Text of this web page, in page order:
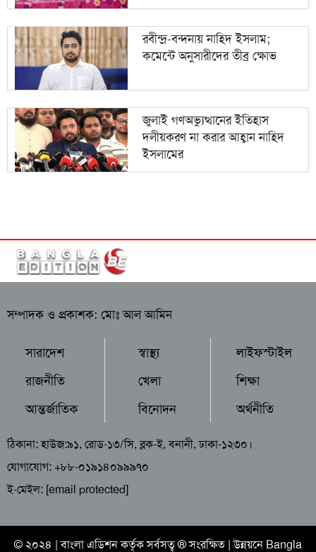
রবীন্দ্র-বন্দনায় নাহিদ ইসলাম;
কমেন্টে অনুসারীদের তীব্র ক্ষোভ
জুলাই গণঅভ্যুত্থানের ইতিহাস
দলীয়করণ না করার আহ্বান নাহিদ
ইসলামের
সম্পাদক ও প্রকাশক: মোঃ আল আমিন
সারাদেশ
রাজনীতি
আন্তর্জাতিক
স্বাস্থ্য
খেলা
বিনোদন
লাইফস্টাইল
শিক্ষা
অর্থনীতি
ঠিকানা: হাউজ:৯১, রোড-১৩/সি, ব্লক-ই, বনানী, ঢাকা-১২৩০।
যোগাযোগ: +৮৮-০১৯১৪০৯৯৯৭০
ই-মেইল: [email protected]
© ২০২৪ |বাংলা এডিশনকর্তৃক সর্বসত্ব ® সংরক্ষিত | উন্নয়নে Bangla